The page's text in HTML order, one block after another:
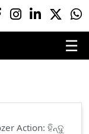
☰
Action: ହିନ୍ଦୁ